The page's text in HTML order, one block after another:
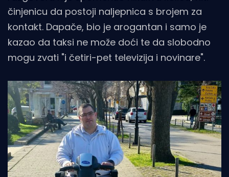
činjenicu da postoji naljepnica s brojem za
kontakt. Dapače, bio je arogantan i samo je
kazao da taksi ne može doći te da slobodno
mogu zvati "i četiri-pet televizija i novinare".